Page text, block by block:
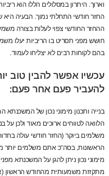
וארוך. היתרון במסלולים הללו הוא
החזר חודשי התחלתי נמוך. הבעיה היא
ההחזר החודשי צפוי לעלות בצורה
חושש מפני תסריט בו הריביות יעלו
בהם לקוחות רבים לא יצליחו לעמוד.
עכשיו אפשר להבין טוב
להעביר פעם אחר פעם:
בנייה ותכנון מימוני נכון של
הלוואה לטווחים ארוכים מאוד ולכן על
משלמים ביוקר (החזר חודשי עולה
הראשונות, בסה"כ אתם משלמים יותר
מימוני נכון ניתן להגן על המשכנתא
מתקזזת משמעותית מהחודש הראשון